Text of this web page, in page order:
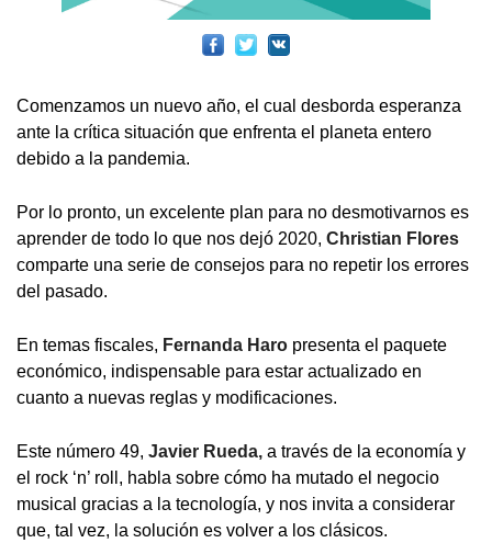
Comenzamos un nuevo año, el cual desborda esperanza
ante la crítica situación que enfrenta el planeta entero
debido a la pandemia.
Por lo pronto, un excelente plan para no desmotivarnos es
aprender de todo lo que nos dejó 2020, Christian Flores
comparte una serie de consejos para no repetir los errores
del pasado.
En temas fiscales, Fernanda Haro presenta el paquete
económico, indispensable para estar actualizado en
cuanto a nuevas reglas y modificaciones.
Este número 49, Javier Rueda, a través de la economía y
el rock ‘n’ roll, habla sobre cómo ha mutado el negocio
musical gracias a la tecnología, y nos invita a considerar
que, tal vez, la solución es volver a los clásicos.